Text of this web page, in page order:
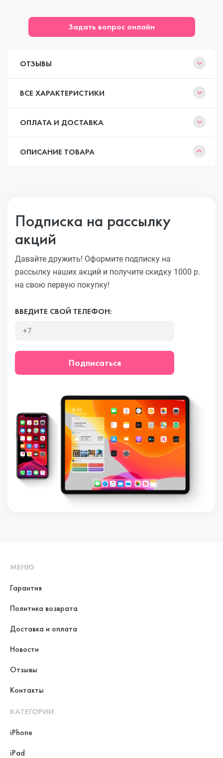
Задать вопрос онлайн
ОТЗЫВЫ
ВСЕ ХАРАКТЕРИСТИКИ
ОПЛАТА И ДОСТАВКА
ОПИСАНИЕ ТОВАРА
Подписка на рассылку
акций
Давайте дружить! Оформите подписку на
рассылку наших акций и получите скидку 1000 р.
на свою первую покупку!
ВВЕДИТЕ СВОЙ ТЕЛЕФОН:
Подписаться
МЕНЮ
Гарантия
Политика возврата
Доставка и оплата
Новости
Отзывы
Контакты
КАТЕГОРИИ
iPhone
iPad